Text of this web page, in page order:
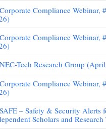
Corporate Compliance Webinar,
Corporate Compliance Webinar,
NEC-Tech Research Group
Corporate Compliance Webinar,
SAFE – Safety & Security Alerts
Scholars and Research